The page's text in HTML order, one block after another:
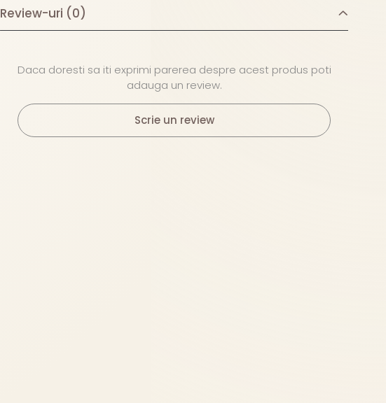
Review-uri (0)
Daca doresti sa iti exprimi parerea despre acest produs poti
adauga un review.
Scrie un review